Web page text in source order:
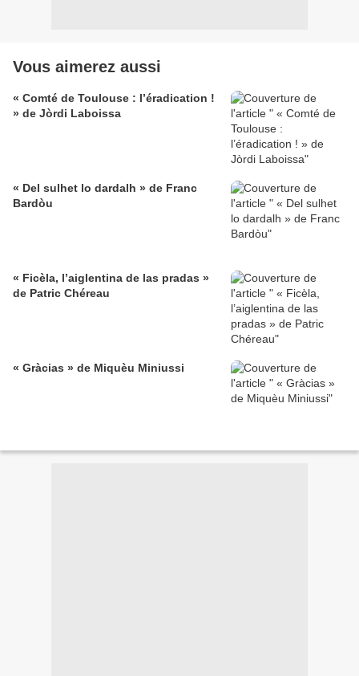
Vous aimerez aussi
« Comté de Toulouse : l’éradication !
» de Jòrdi Laboissa
« Del sulhet lo dardalh » de Franc
Bardòu
« Ficèla, l’aiglentina de las pradas »
de Patric Chéreau
« Gràcias » de Miquèu Miniussi